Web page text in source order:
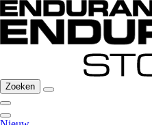
Zoeken